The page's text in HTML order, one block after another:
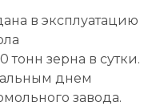
в эксплуатацию
тонн зерна в сутки.
днем
завода.